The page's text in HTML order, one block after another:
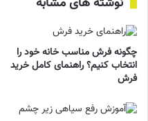
چگونه فرش مناسب خانه خود را
انتخاب کنیم؟ راهنمای کامل خرید
فرش